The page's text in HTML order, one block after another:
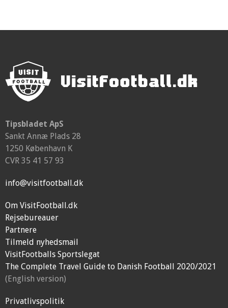
Tipsbladet ApS
Sankt Annæ Plads 28
1250 København K
CVR 35 41 57 93
info@visitfootball.dk
Om VisitFootball.dk
Rejsebureauer
Partnere
Tilmeld nyhedsmail
VisitFootballs Sportslegat
The Complete Travel Guide to Danish Football 2020/2021
(English version)
Privatlivspolitik